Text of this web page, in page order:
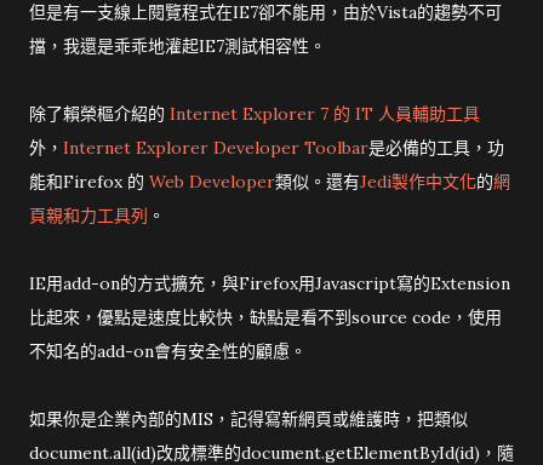
但是有一支線上閱覽程式在IE7卻不能用，由於Vista的趨勢不可
擋，我還是乖乖地灌起IE7測試相容性。
除了賴榮樞介紹的 Internet Explorer 7 的 IT 人員輔助工具
外， Internet Explorer Developer Toolbar是必備的工具，功
能和Firefox 的 Web Developer類似。還有Jedi製作中文化的網
頁親和力工具列 。
IE用add-on的方式擴充，與Firefox用Javascript寫的Extension
比起來，優點是速度比較快，缺點是看不到source code，使用
不知名的add-on會有安全性的顧慮。
如果你是企業內部的MIS，記得寫新網頁或維護時，把類似
document.all(id)改成標準的document.getElementById(id)，隨